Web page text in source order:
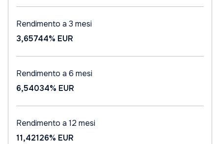
Rendimento a 3 mesi
3,65744% EUR
Rendimento a 6 mesi
6,54034% EUR
Rendimento a 12 mesi
11,42126% EUR